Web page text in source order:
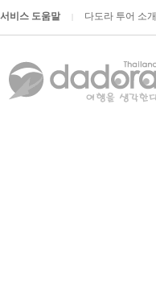
서비스 도움말 다도라 투어 소개